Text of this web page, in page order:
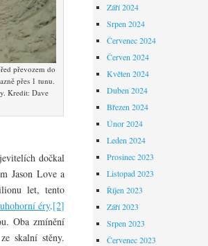
převozem do
přes 1 tunu.
Kredit: Dave
dočkal
Jason Love a
let, tento
éry.[2]
Oba zmínění
skalní stěny.
Září 2024
Srpen 2024
Červenec 2024
Červen 2024
Květen 2024
Duben 2024
Březen 2024
Únor 2024
Leden 2024
Prosinec 2023
Listopad 2023
Říjen 2023
Září 2023
Srpen 2023
Červenec 2023